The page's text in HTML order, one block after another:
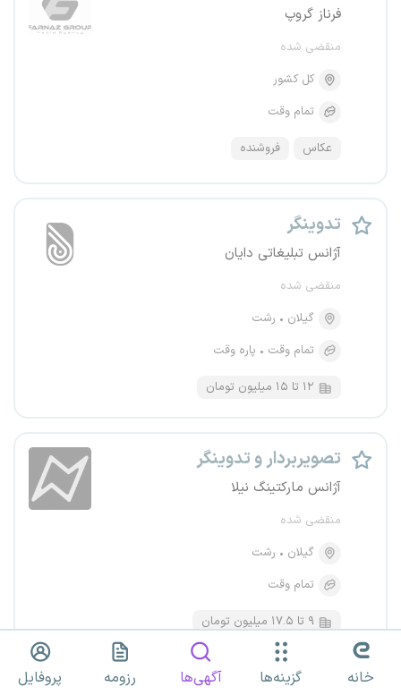
فرناز گروپ
منقضی شده
کل کشور
تمام وقت
عکاس فروشنده
تدوینگر
آژانس تبلیغاتی دایان
منقضی شده
گیلان
رشت
تمام وقت
پاره وقت
۱۲ تا ۱۵ میلیون تومان
تصویربردار و تدوینگر
آژانس مارکتینگ نیلا
منقضی شده
گیلان
رشت
تمام وقت
۹ تا ۱۷.۵ میلیون تومان
خانه گزینه‌ها آگهی‌ها رزومه پروفایل